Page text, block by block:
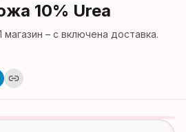
10% Urea
магазин – с включена доставка.